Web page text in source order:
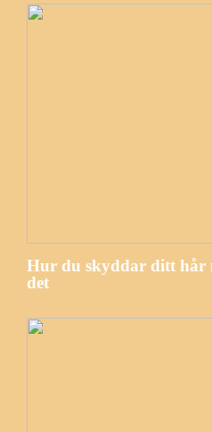
Hur du skyddar ditt hår
det